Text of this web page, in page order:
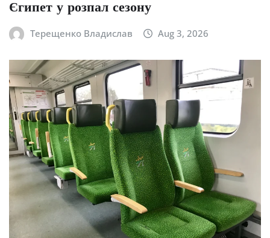
Єгипет у розпал сезону
Терещенко Владислав Aug 3, 2026